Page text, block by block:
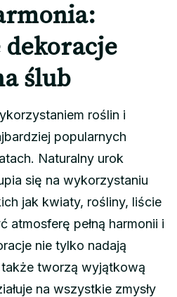
ślub
roślin i
popularnych
Naturalny urok
się na wykorzystaniu
jak kwiaty, rośliny, liście
atmosferę pełną harmonii i
nie tylko nadają
tworzą wyjątkową
na wszystkie zmysły